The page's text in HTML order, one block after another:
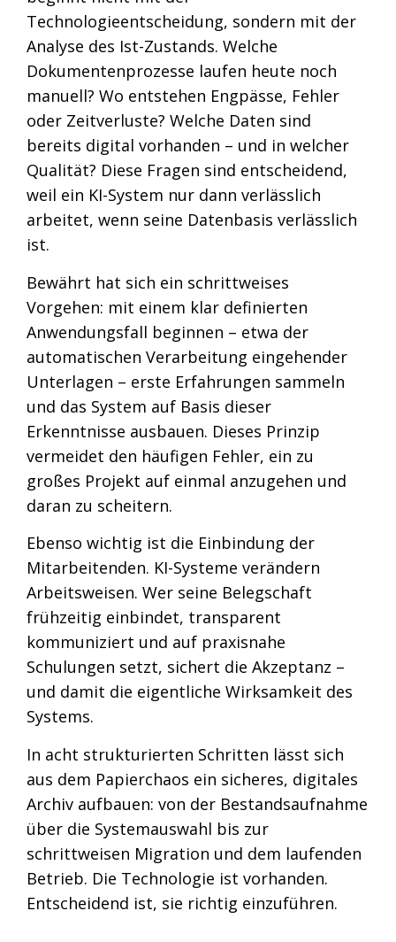
Technologieentscheidung, sondern mit der
Analyse des Ist-Zustands. Welche
Dokumentenprozesse laufen heute noch
manuell? Wo entstehen Engpässe, Fehler
oder Zeitverluste? Welche Daten sind
bereits digital vorhanden – und in welcher
Qualität? Diese Fragen sind entscheidend,
weil ein KI-System nur dann verlässlich
arbeitet, wenn seine Datenbasis verlässlich
ist.
Bewährt hat sich ein schrittweises
Vorgehen: mit einem klar definierten
Anwendungsfall beginnen – etwa der
automatischen Verarbeitung eingehender
Unterlagen – erste Erfahrungen sammeln
und das System auf Basis dieser
Erkenntnisse ausbauen. Dieses Prinzip
vermeidet den häufigen Fehler, ein zu
großes Projekt auf einmal anzugehen und
daran zu scheitern.
Ebenso wichtig ist die Einbindung der
Mitarbeitenden. KI-Systeme verändern
Arbeitsweisen. Wer seine Belegschaft
frühzeitig einbindet, transparent
kommuniziert und auf praxisnahe
Schulungen setzt, sichert die Akzeptanz –
und damit die eigentliche Wirksamkeit des
Systems.
In acht strukturierten Schritten lässt sich
aus dem Papierchaos ein sicheres, digitales
Archiv aufbauen: von der Bestandsaufnahme
über die Systemauswahl bis zur
schrittweisen Migration und dem laufenden
Betrieb. Die Technologie ist vorhanden.
Entscheidend ist, sie richtig einzuführen.